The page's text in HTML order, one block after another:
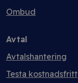
Ombud
Avtal
Avtalshantering
Testa kostnadsfritt